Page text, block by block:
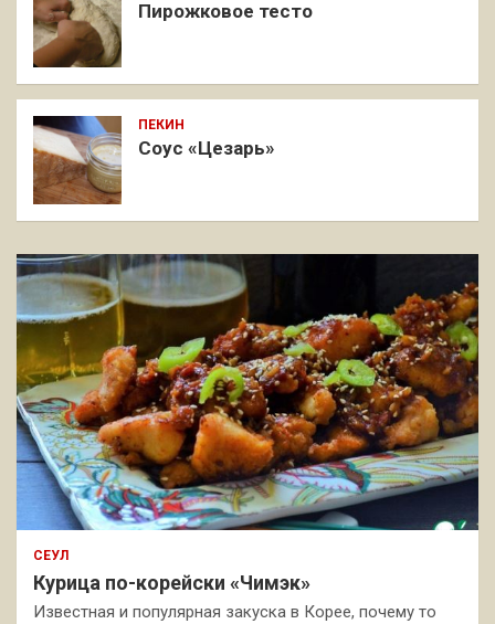
Пирожковое тесто
ПЕКИН
Соус «Цезарь»
СЕУЛ
Курица по-корейски «Чимэк»
Известная и популярная закуска в Корее, почему то